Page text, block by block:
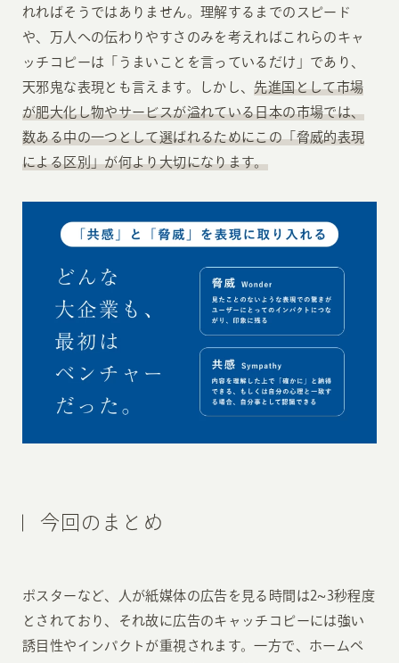
れればそうではありません。理解するまでのスピード
や、万人への伝わりやすさのみを考えればこれらのキャ
ッチコピーは「うまいことを言っているだけ」であり、
天邪鬼な表現とも言えます。しかし、先進国として市場
が肥大化し物やサービスが溢れている日本の市場では、
数ある中の一つとして選ばれるためにこの「脅威的表現
による区別」が何より大切になります。
今回のまとめ
ポスターなど、人が紙媒体の広告を見る時間は2~3秒程度
とされており、それ故に広告のキャッチコピーには強い
誘目性やインパクトが重視されます。一方で、ホームペ